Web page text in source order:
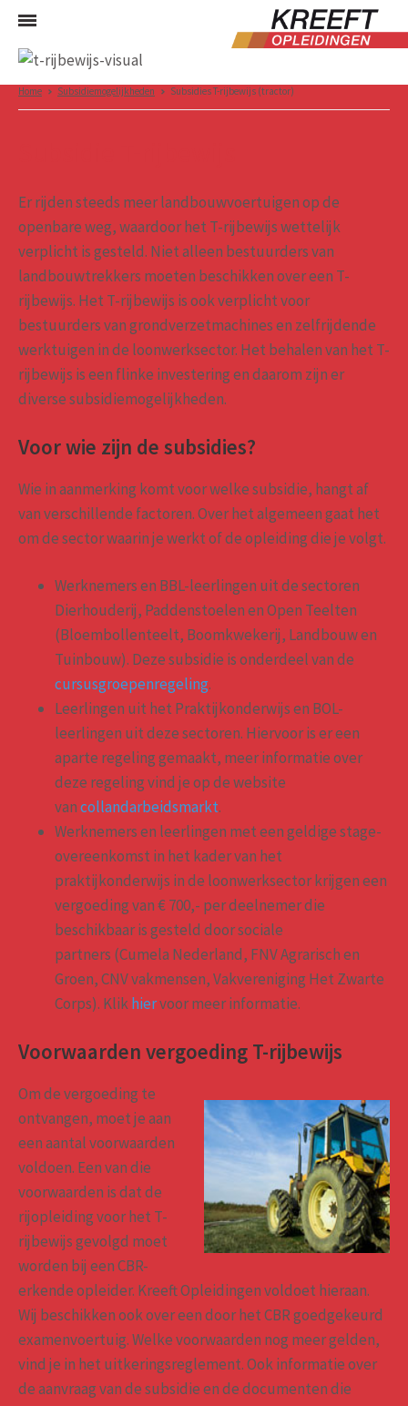
Home Subsidiemogelijkheden Subsidies T-rijbewijs (tractor)
Er rijden steeds meer landbouwvoertuigen op de
openbare weg, waardoor het T-rijbewijs wettelijk
verplicht is gesteld. Niet alleen bestuurders van
landbouwtrekkers moeten beschikken over een T-
rijbewijs. Het T-rijbewijs is ook verplicht voor
bestuurders van grondverzetmachines en zelfrijdende
werktuigen in de loonwerksector. Het behalen van het T-
rijbewijs is een flinke investering en daarom zijn er
diverse subsidiemogelijkheden.
Voor wie zijn de subsidies?
Wie in aanmerking komt voor welke subsidie, hangt af
van verschillende factoren. Over het algemeen gaat het
om de sector waarin je werkt of de opleiding die je volgt.
Werknemers en BBL-leerlingen uit de sectoren
Dierhouderij, Paddenstoelen en Open Teelten
(Bloembollenteelt, Boomkwekerij, Landbouw en
Tuinbouw). Deze subsidie is onderdeel van de
cursusgroepenregeling.
Leerlingen uit het Praktijkonderwijs en BOL-
leerlingen uit deze sectoren. Hiervoor is er een
aparte regeling gemaakt, meer informatie over
deze regeling vind je op de website
vancollandarbeidsmarkt.
Werknemers en leerlingen met een geldige stage-
overeenkomst in het kader van het
praktijkonderwijs in de loonwerksector krijgen een
vergoeding van € 700,- per deelnemer die
beschikbaar is gesteld door sociale
partners (Cumela Nederland, FNV Agrarisch en
Groen, CNV vakmensen, Vakvereniging Het Zwarte
Corps). Klikhiervoor meer informatie.
Voorwaarden vergoeding T-rijbewijs
Om de vergoeding te
ontvangen, moet je aan
een aantal voorwaarden
voldoen. Een van die
voorwaarden is dat de
rijopleiding voor het T-
rijbewijs gevolgd moet
worden bij een CBR-
erkende opleider. Kreeft Opleidingen voldoet hieraan.
Wij beschikken ook over een door het CBR goedgekeurd
examenvoertuig. Welke voorwaarden nog meer gelden,
vind je in het uitkeringsreglement. Ook informatie over
de aanvraag van de subsidie en de documenten die